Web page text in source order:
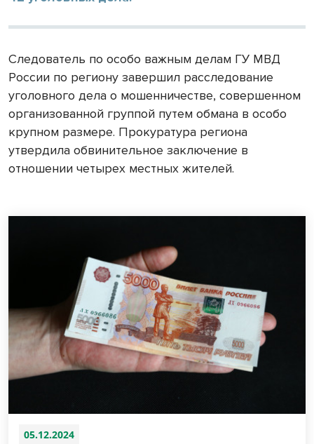
Следователь по особо важным делам ГУ МВД
России по региону завершил расследование
уголовного дела о мошенничестве, совершенном
организованной группой путем обмана в особо
крупном размере. Прокуратура региона
утвердила обвинительное заключение в
отношении четырех местных жителей.
05.12.2024